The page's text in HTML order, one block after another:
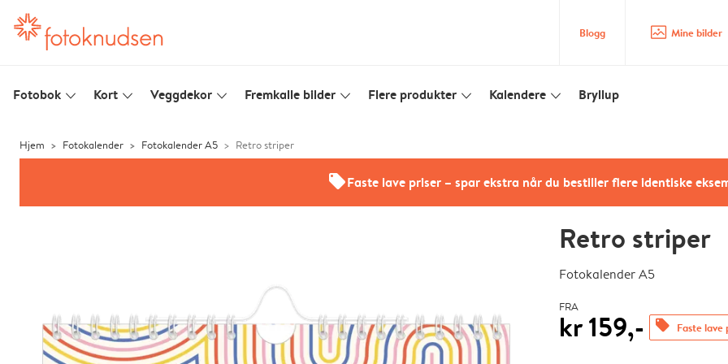
Blogg image_placeholder Mine bilder
Fotobok slim_arrow_down Kort slim_arrow_down Veggdekor slim_arrow_down Fremkalle bilder slim_arrow_down Flere produkter slim_arrow_down Kalendere slim_arrow_down Bryllup
Hjem Fotokalender Fotokalender A5 Retro striper
offersFaste lave priser – spar ekstra når du bestiller flere identiske
Retro striper
Fotokalender A5
FRA
kr 159,- offers Faste lave